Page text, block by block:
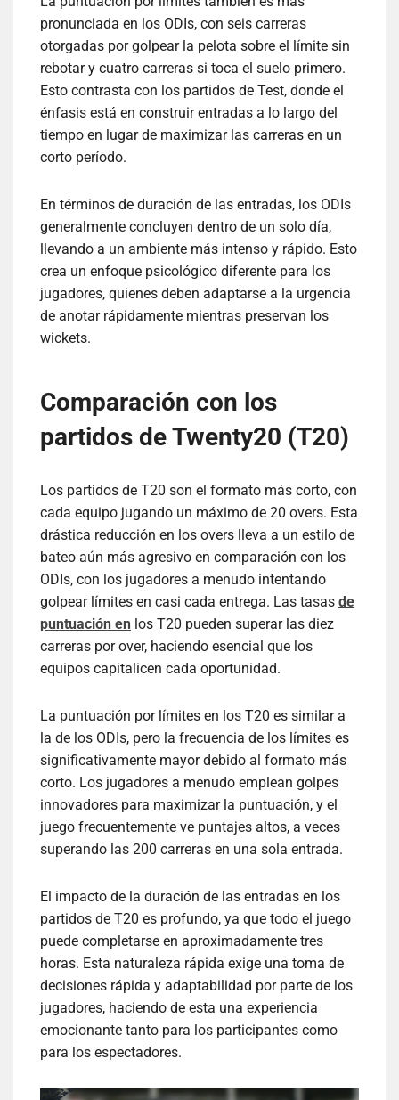
pronunciada en los ODIs, con seis carreras
otorgadas por golpear la pelota sobre el límite sin
rebotar y cuatro carreras si toca el suelo primero.
Esto contrasta con los partidos de Test, donde el
énfasis está en construir entradas a lo largo del
tiempo en lugar de maximizar las carreras en un
corto período.
En términos de duración de las entradas, los ODIs
generalmente concluyen dentro de un solo día,
llevando a un ambiente más intenso y rápido. Esto
crea un enfoque psicológico diferente para los
jugadores, quienes deben adaptarse a la urgencia
de anotar rápidamente mientras preservan los
wickets.
Comparación con los
partidos de Twenty20 (T20)
Los partidos de T20 son el formato más corto, con
cada equipo jugando un máximo de 20 overs. Esta
drástica reducción en los overs lleva a un estilo de
bateo aún más agresivo en comparación con los
ODIs, con los jugadores a menudo intentando
golpear límites en casi cada entrega. Las tasas de
puntuación en los T20 pueden superar las diez
carreras por over, haciendo esencial que los
equipos capitalicen cada oportunidad.
La puntuación por límites en los T20 es similar a
la de los ODIs, pero la frecuencia de los límites es
significativamente mayor debido al formato más
corto. Los jugadores a menudo emplean golpes
innovadores para maximizar la puntuación, y el
juego frecuentemente ve puntajes altos, a veces
superando las 200 carreras en una sola entrada.
El impacto de la duración de las entradas en los
partidos de T20 es profundo, ya que todo el juego
puede completarse en aproximadamente tres
horas. Esta naturaleza rápida exige una toma de
decisiones rápida y adaptabilidad por parte de los
jugadores, haciendo de esta una experiencia
emocionante tanto para los participantes como
para los espectadores.